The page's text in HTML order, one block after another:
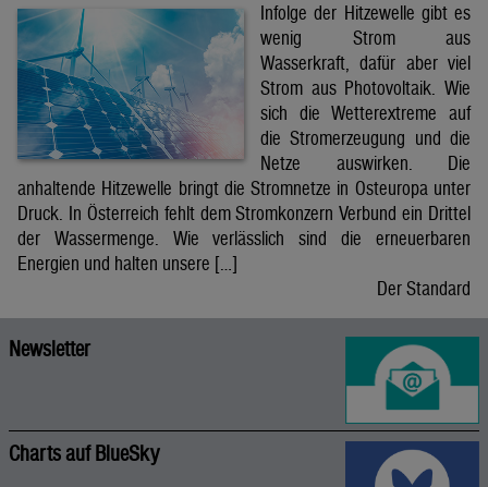
Infolge der Hitzewelle gibt es
wenig Strom aus
Wasserkraft, dafür aber viel
Strom aus Photovoltaik. Wie
sich die Wetterextreme auf
die Stromerzeugung und die
Netze auswirken. Die
anhaltende Hitzewelle bringt die Stromnetze in Osteuropa unter
Druck. In Österreich fehlt dem Stromkonzern Verbund ein Drittel
der Wassermenge. Wie verlässlich sind die erneuerbaren
Energien und halten unsere […]
Der Standard
Newsletter
Charts auf BlueSky